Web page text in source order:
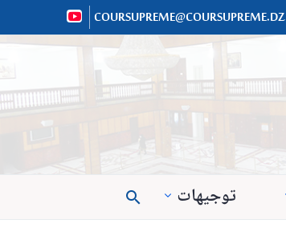
COURSUPREME@COURSUPREME.DZ
توجيهات 